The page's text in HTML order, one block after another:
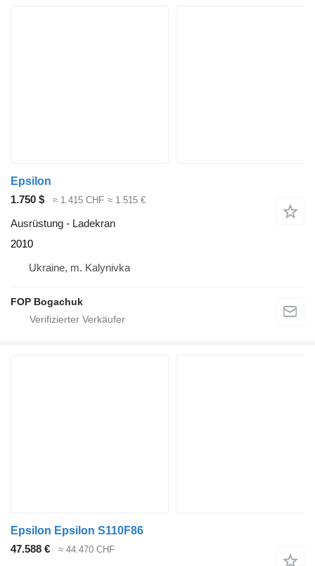
Epsilon
1.750 $
≈ 1.415 CHF ≈ 1.515 €
Ausrüstung - Ladekran
2010
Ukraine, m. Kalynivka
FOP Bogachuk
Epsilon Epsilon S110F86
47.588 €
≈ 44.470 CHF